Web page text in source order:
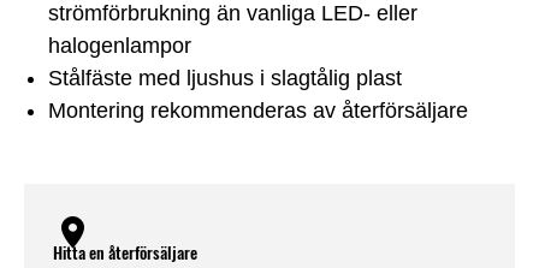
strömförbrukning än vanliga LED- eller
halogenlampor
Stålfäste med ljushus i slagtålig plast
Montering rekommenderas av återförsäljare
Hitta en återförsäljare